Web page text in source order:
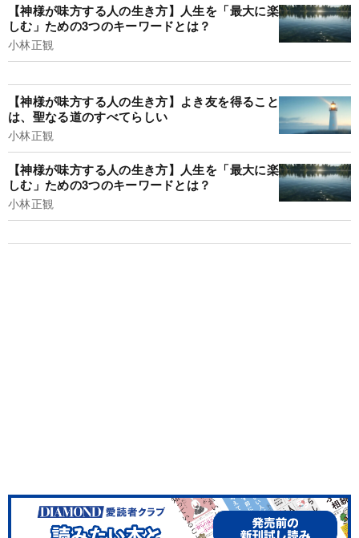
【神様が味方する人の生き方】人生を「最大に楽
しむ」ための3つのキーワードとは？
小林正観
【神様が味方する人の生き方】よき友を得ること
は、聖なる道のすべてらしい
小林正観
【神様が味方する人の生き方】人生を「最大に楽
しむ」ための3つのキーワードとは？
小林正観